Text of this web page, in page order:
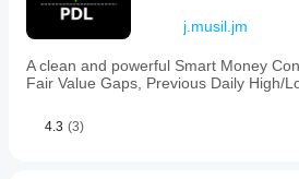
j.musil.jm
A clean and powerful Smart Money
Fair Value Gaps, Previous Daily High/
4.3 (3)